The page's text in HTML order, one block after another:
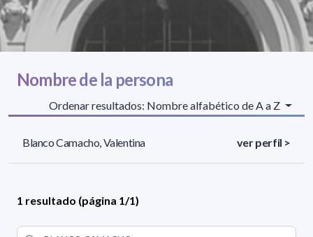
Nombre de la persona
Ordenar resultados: Nombre alfabético de A a Z
Blanco Camacho, Valentina ver perfil >
1 resultado (página 1/1)